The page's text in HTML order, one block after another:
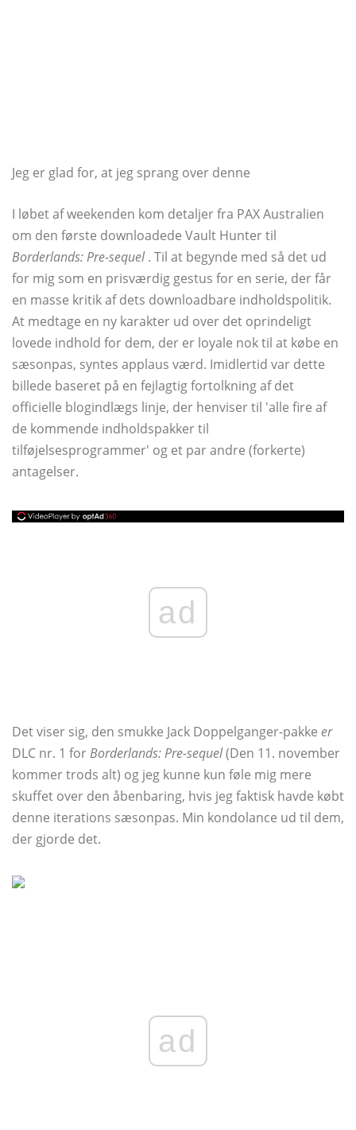
Jeg er glad for, at jeg sprang over denne
I løbet af weekenden kom detaljer fra PAX Australien
om den første downloadede Vault Hunter til
Borderlands: Pre-sequel. Til at begynde med så det ud
for mig som en prisværdig gestus for en serie, der får
en masse kritik af dets downloadbare indholdspolitik.
At medtage en ny karakter ud over det oprindeligt
lovede indhold for dem, der er loyale nok til at købe en
sæsonpas, syntes applaus værd. Imidlertid var dette
billede baseret på en fejlagtig fortolkning af det
officielle blogindlægs linje, der henviser til 'alle fire af
de kommende indholdspakker til
tilføjelsesprogrammer' og et par andre (forkerte)
antagelser.
ad
Det viser sig, den smukke Jack Doppelganger-pakke er
DLC nr. 1 forBorderlands: Pre-sequel(Den 11. november
kommer trods alt) og jeg kunne kun føle mig mere
skuffet over den åbenbaring, hvis jeg faktisk havde købt
denne iterations sæsonpas. Min kondolance ud til dem,
der gjorde det.
ad